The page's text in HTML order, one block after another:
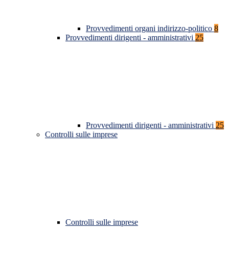
Provvedimenti organi indirizzo-politico 8
Provvedimenti dirigenti - amministrativi 25
Provvedimenti dirigenti - amministrativi 25
Controlli sulle imprese
Controlli sulle imprese